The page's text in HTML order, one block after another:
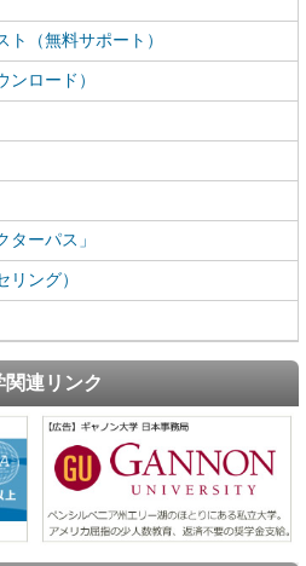
（無料サポート）
ンロード）
ターパス」
リング）
関連リンク